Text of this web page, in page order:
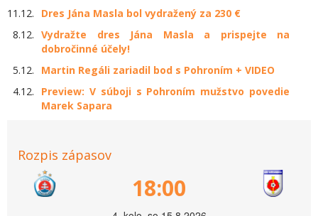
11.12.
Dres Jána Masla bol vydražený za 230 €
8.12. Vydražte dres Jána Masla a prispejte na
dobročinné účely!
5.12.
Martin Regáli zariadil bod s Pohroním + VIDEO
4.12.
Preview: V súboji s Pohroním mužstvo povedie
Marek Sapara
Rozpis zápasov
18:00